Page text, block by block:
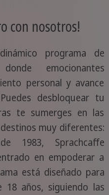
con nosotros!
programa de
emocionantes
personal y avance
desbloquear tu
te sumerges en las
muy diferentes:
1983, Sprachcaffe
en empoderar a
está diseñado para
18 años, siguiendo las